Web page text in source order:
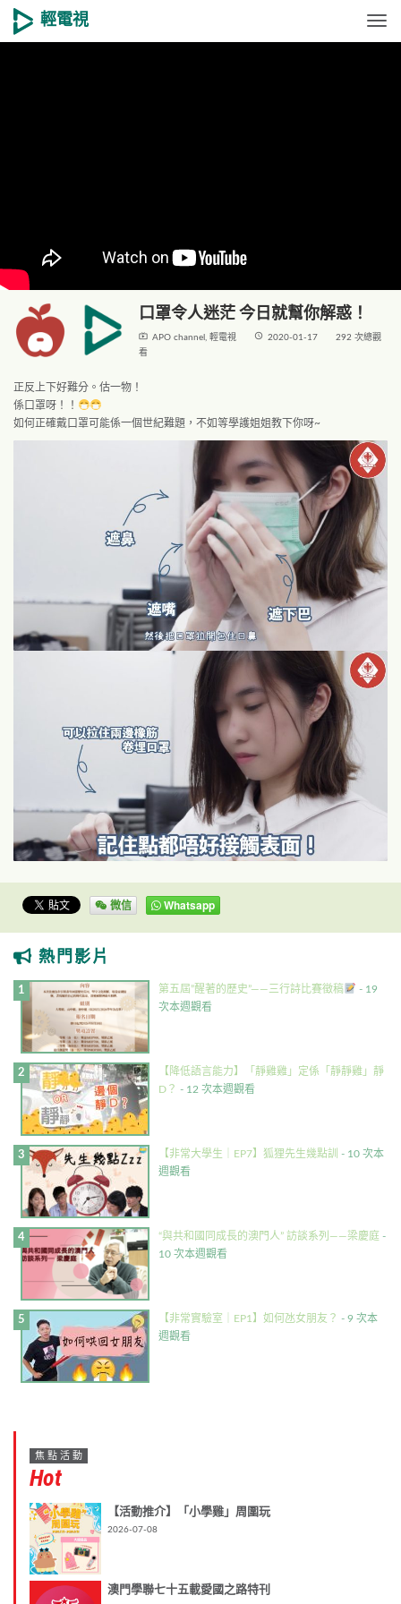
輕電視
口罩令人迷茫 今日就幫你解惑！
live_tv APO channel , 輕電視 access_time 2020-01-17
292 次總觀
看
正反上下好難分。估一物！
係口罩呀！！
如何正確戴口罩可能係一個世紀難題，不如等學護姐姐教下你呀~
微信 Whatsapp
熱門影片
第五屆”醒著的歷史”——三行詩比賽徵稿
- 19
次本週觀看
【降低語言能力】「靜雞雞」定係「靜靜雞」靜
D？ - 12 次本週觀看
【非常大學生｜EP7】狐狸先生幾點訓 - 10 次本
週觀看
“與共和國同成長的澳門人” 訪談系列——梁慶庭 -
10 次本週觀看
【非常實驗室｜EP1】如何氹女朋友？ - 9 次本
週觀看
焦點活動
Hot
【活動推介】「小學雞」周圍玩
2026-07-08
澳門學聯七十五載愛國之路特刊